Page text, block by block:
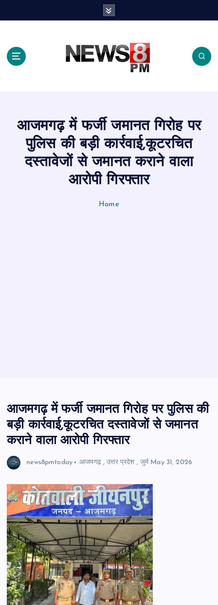
आजमगढ़ में फर्जी जमानत गिरोह पर
पुलिस की बड़ी कार्रवाई,कूटरचित
दस्तावेजों से जमानत कराने वाला
आरोपी गिरफ्तार
Home
आजमगढ़ में फर्जी जमानत गिरोह पर पुलिस की
बड़ी कार्रवाई,कूटरचित दस्तावेजों से जमानत
कराने वाला आरोपी गिरफ्तार
news8pmtoday आजमगढ़,उत्तर प्रदेश , जुर्म May 31, 2026